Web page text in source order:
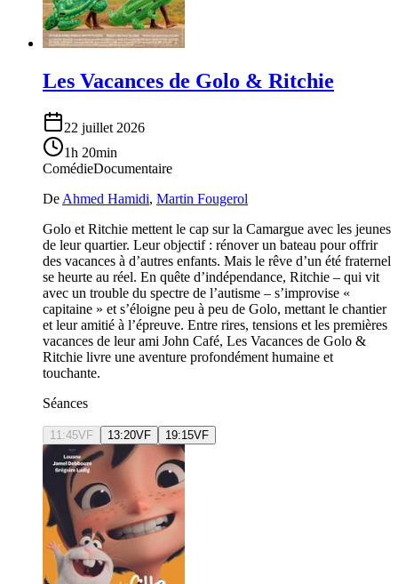
Les Vacances de Golo & Ritchie
22 juillet 2026
1h 20min
ComédieDocumentaire
De Ahmed Hamidi, Martin Fougerol
Golo et Ritchie mettent le cap sur la Camargue avec les jeunes
de leur quartier. Leur objectif : rénover un bateau pour offrir
des vacances à d’autres enfants. Mais le rêve d’un été fraternel
se heurte au réel. En quête d’indépendance, Ritchie – qui vit
avec un trouble du spectre de l’autisme – s’improvise «
capitaine » et s’éloigne peu à peu de Golo, mettant le chantier
et leur amitié à l’épreuve. Entre rires, tensions et les premières
vacances de leur ami John Café, Les Vacances de Golo &
Ritchie livre une aventure profondément humaine et
touchante.
Séances
11:45VF 13:20VF 19:15VF